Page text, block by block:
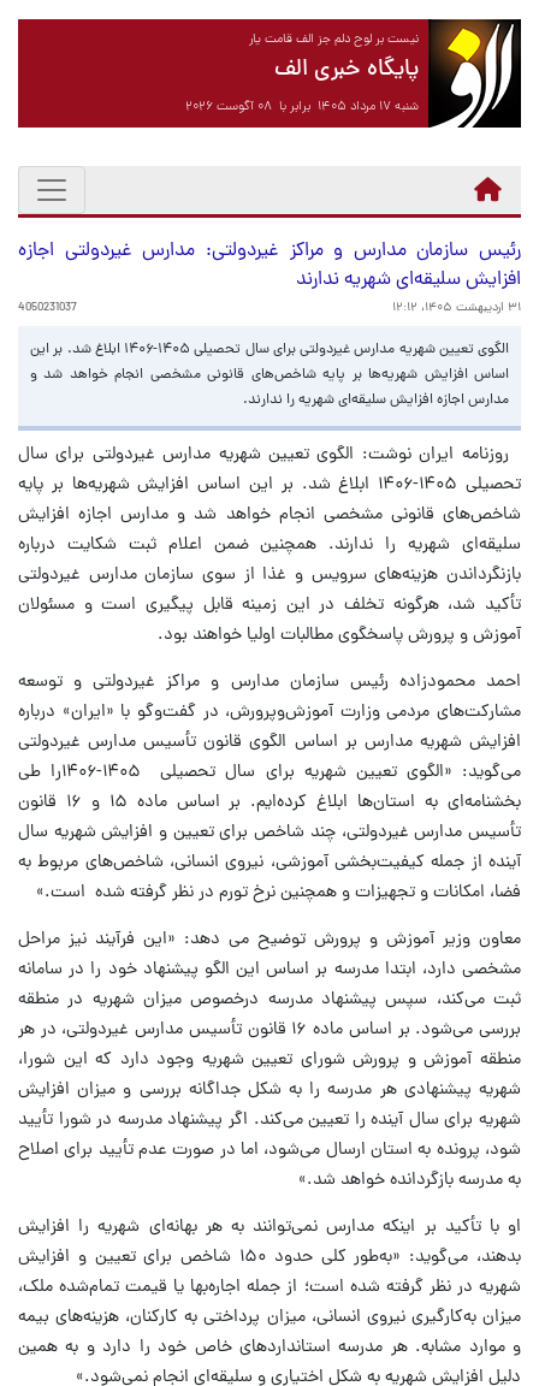
نیست بر لوح دلم جز الف قامت یار
پایگاه خبری الف
شنبه ۱۷ مرداد ۱۴۰۵ برابر با ۰۸ آگوست ۲۰۲۶
رئیس سازمان مدارس و مراکز غیردولتی: مدارس غیردولتی اجازه
افزایش سلیقه‌ای شهریه ندارند
۳۱ اردیبهشت ۱۴۰۵، ۱۲:۱۲ 4050231037
الگوی تعیین شهریه مدارس غیردولتی برای سال تحصیلی ۱۴۰۵-۱۴۰۶ ابلاغ شد. بر این
اساس افزایش شهریه‌ها بر پایه شاخص‌های قانونی مشخصی انجام خواهد شد و
مدارس اجازه افزایش سلیقه‌ای شهریه را ندارند.
روزنامه ایران نوشت: الگوی تعیین شهریه مدارس غیردولتی برای سال
تحصیلی ۱۴۰۵-۱۴۰۶ ابلاغ شد. بر این اساس افزایش شهریه‌ها بر پایه
شاخص‌های قانونی مشخصی انجام خواهد شد و مدارس اجازه افزایش
سلیقه‌ای شهریه را ندارند. همچنین ضمن اعلام ثبت شکایت درباره
بازنگرداندن هزینه‌های سرویس و غذا از سوی سازمان مدارس غیردولتی
تأکید شد، هرگونه تخلف در این زمینه قابل پیگیری است و مسئولان
آموزش و پرورش پاسخگوی مطالبات اولیا خواهند بود.
احمد محمودزاده رئیس سازمان مدارس و مراکز غیردولتی و توسعه
مشارکت‌های مردمی وزارت آموزش‌وپرورش، در گفت‌وگو با «ایران» درباره
افزایش شهریه مدارس بر اساس الگوی قانون تأسیس مدارس غیردولتی
می‌گوید: «الگوی تعیین شهریه برای سال تحصیلی ۱۴۰۵-۱۴۰۶را طی
بخشنامه‌ای به استان‌ها ابلاغ کرده‌ایم. بر اساس ماده ۱۵ و ۱۶ قانون
تأسیس مدارس غیردولتی، چند شاخص برای تعیین و افزایش شهریه سال
آینده از جمله کیفیت‌بخشی آموزشی، نیروی انسانی، شاخص‌های مربوط به
فضا، امکانات و تجهیزات و همچنین نرخ تورم در نظر گرفته شده است.»
معاون وزیر آموزش و پرورش توضیح می دهد: «این فرآیند نیز مراحل
مشخصی دارد، ابتدا مدرسه بر اساس این الگو پیشنهاد خود را در سامانه
ثبت می‌کند، سپس پیشنهاد مدرسه درخصوص میزان شهریه در منطقه
بررسی می‌شود. بر اساس ماده ۱۶ قانون تأسیس مدارس غیردولتی، در هر
منطقه آموزش و پرورش شورای تعیین شهریه وجود دارد که این شورا،
شهریه پیشنهادی هر مدرسه را به شکل جداگانه بررسی و میزان افزایش
شهریه برای سال آینده را تعیین می‌کند. اگر پیشنهاد مدرسه در شورا تأیید
شود، پرونده به استان ارسال می‌شود، اما در صورت‌ عدم تأیید برای اصلاح
به مدرسه بازگردانده خواهد شد.»
او با تأکید بر اینکه مدارس نمی‌توانند به هر بهانه‌ای شهریه را افزایش
بدهند، می‌گوید: «به‌طور کلی حدود ۱۵۰ شاخص برای تعیین و افزایش
شهریه در نظر گرفته شده است؛ از جمله اجاره‌بها یا قیمت تمام‌شده ملک،
میزان به‌کارگیری نیروی انسانی، میزان پرداختی به کارکنان، هزینه‌های بیمه
و موارد مشابه. هر مدرسه استانداردهای خاص خود را دارد و به همین
دلیل افزایش شهریه به شکل اختیاری و سلیقه‌ای انجام نمی‌شود.»